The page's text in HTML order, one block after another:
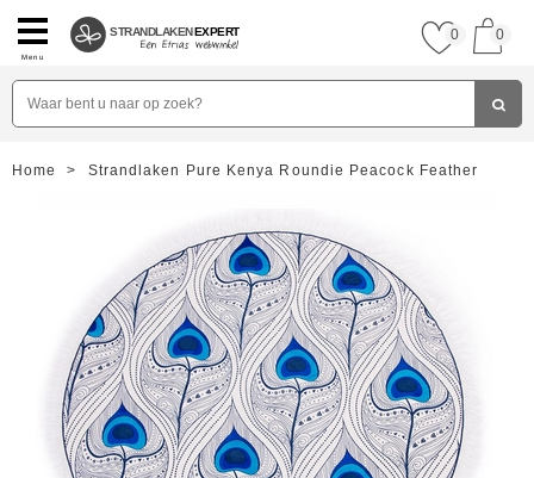
Menu
STRANDLAKENEXPERT 0 0
Home > Strandlaken Pure Kenya Roundie Peacock Feather